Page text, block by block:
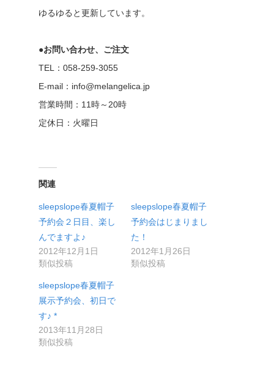
ゆるゆると更新しています。
●お問い合わせ、ご注文
TEL：058-259-3055
E-mail：info@melangelica.jp
営業時間：11時～20時
定休日：火曜日
関連
sleepslope春夏帽子
予約会２日目、楽し
んでますよ♪
2012年12月1日
類似投稿
sleepslope春夏帽子
予約会はじまりまし
た！
2012年1月26日
類似投稿
sleepslope春夏帽子
展示予約会、初日で
す♪ *
2013年11月28日
類似投稿